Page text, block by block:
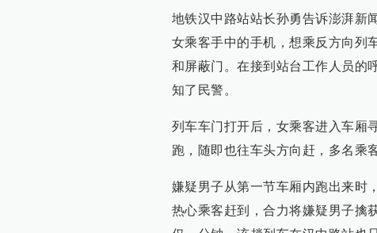
地铁汉中路站站长孙勇告诉澎湃新
女乘客手中的手机，想乘反方向列
和屏蔽门。在接到站台工作人员的
知了民警。
列车车门打开后，女乘客进入车厢
跑，随即也往车头方向赶，多名乘
嫌疑男子从第一节车厢内跑出来时
热心乘客赶到，合力将嫌疑男子擒